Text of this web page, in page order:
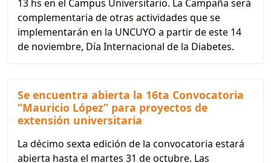
13 hs en el Campus Universitario. La Campaña será
complementaria de otras actividades que se
implementarán en la UNCUYO a partir de este 14
de noviembre, Día Internacional de la Diabetes.
Se encuentra abierta la 16ta Convocatoria
“Mauricio López” para proyectos de
extensión universitaria
La décimo sexta edición de la convocatoria estará
abierta hasta el martes 31 de octubre. Las